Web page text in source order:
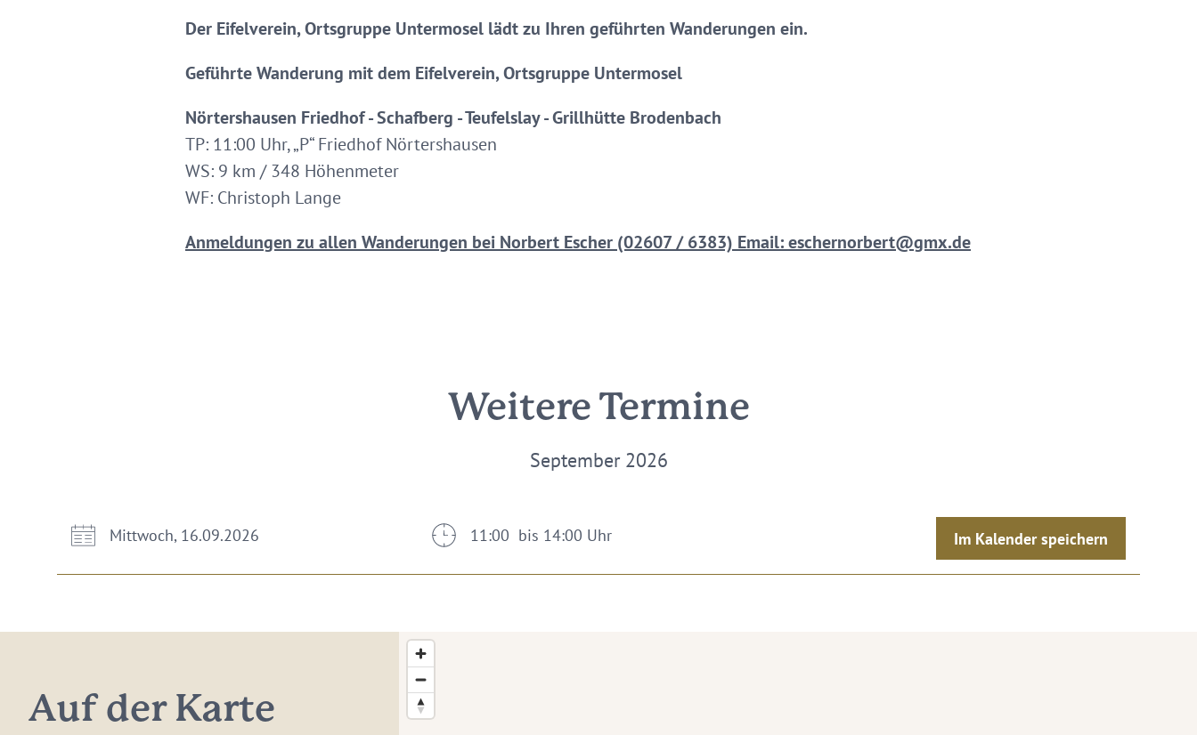
Der Eifelverein, Ortsgruppe Untermosel lädt zu Ihren geführten Wanderungen ein.
Geführte Wanderung mit dem Eifelverein, Ortsgruppe Untermosel
Nörtershausen Friedhof - Schafberg - Teufelslay - Grillhütte Brodenbach
TP: 11:00 Uhr, „P“ Friedhof Nörtershausen
WS: 9 km / 348 Höhenmeter
WF: Christoph Lange
Anmeldungen zu allen Wanderungen bei Norbert Escher (02607 / 6383) Email: eschernorbert@gmx.de
Weitere Termine
September 2026
Mittwoch, 16.09.2026 11:00 bis 14:00 Uhr Im Kalender speichern
Auf der Karte